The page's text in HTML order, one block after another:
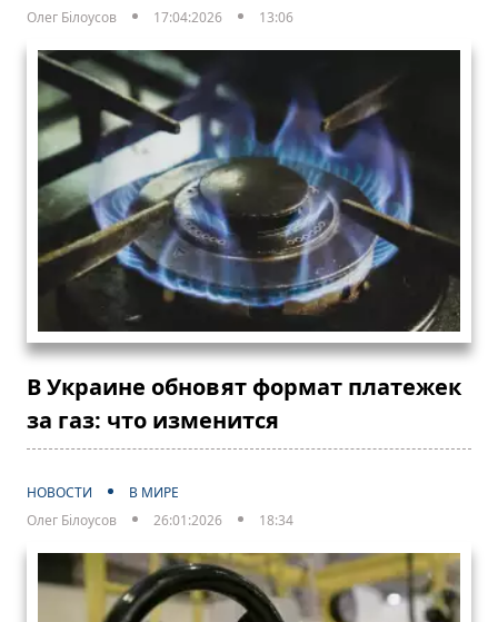
Олег Білоусов
17:04:2026 13:06
В Украине обновят формат платежек
за газ: что изменится
НОВОСТИ
В МИРЕ
Олег Білоусов
26:01:2026 18:34